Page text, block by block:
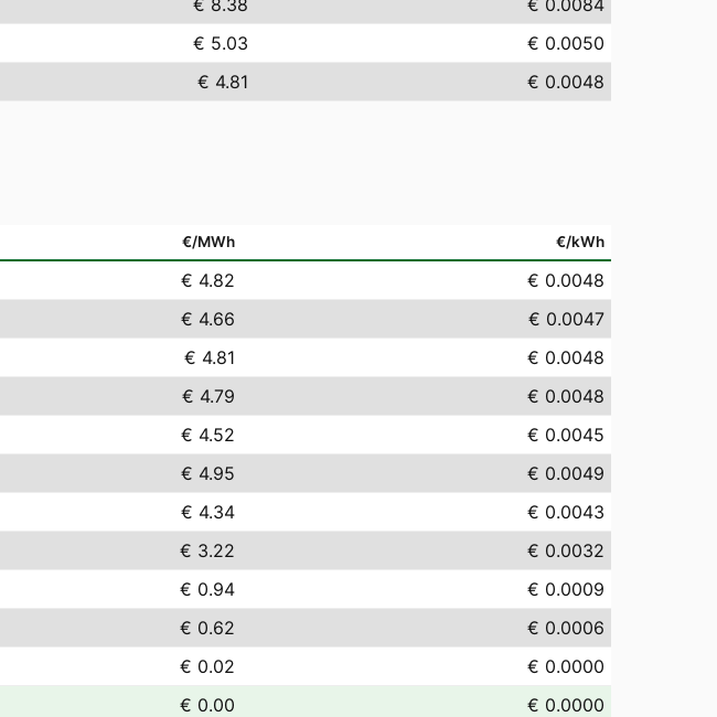
€ 8.38
€ 0.0084
€ 5.03
€ 0.0050
€ 4.81 € 0.0048
€/MWh €/kWh
€ 4.82
€ 0.0048
€ 4.66
€ 0.0047
€ 4.81
€ 0.0048
€ 4.79
€ 0.0048
€ 4.52
€ 0.0045
€ 4.95
€ 0.0049
€ 4.34
€ 0.0043
€ 3.22
€ 0.0032
€ 0.94
€ 0.0009
€ 0.62
€ 0.0006
€ 0.02
€ 0.0000
€ 0.00
€ 0.0000